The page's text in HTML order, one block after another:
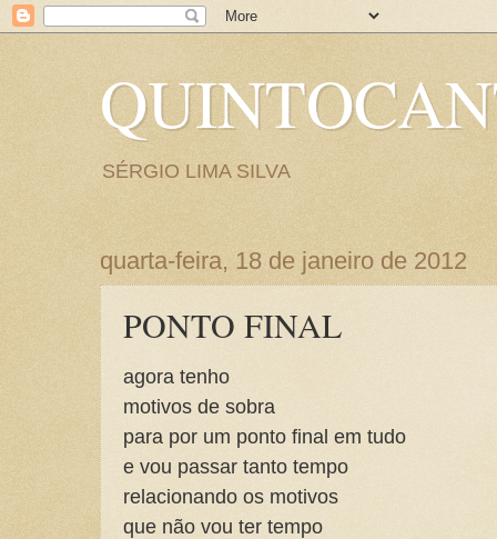
SÉRGIO LIMA SILVA
quarta-feira, 18 de janeiro de 2012
PONTO FINAL
agora tenho
motivos de sobra
para por um ponto final em tudo
e vou passar tanto tempo
relacionando os motivos
que não vou ter tempo